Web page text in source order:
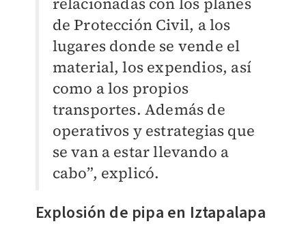
de Protección Civil, a los
lugares donde se vende el
material, los expendios, así
como a los propios
transportes. Además de
operativos y estrategias que
se van a estar llevando a
cabo”, explicó.
Explosión de pipa en Iztapalapa